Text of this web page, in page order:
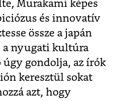
Murakami képes
és innovatív
össze a japán
a nyugati kultúra
úgy gondolja, az írók
keresztül sokat
azt, hogy